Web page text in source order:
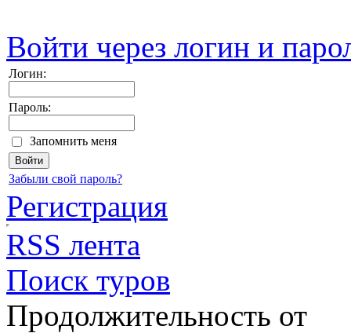
Войти через логин и
Логин:
Пароль:
Запомнить меня
Забыли свой пароль?
Регистрация
RSS лента
Поиск туров
Продолжительность от